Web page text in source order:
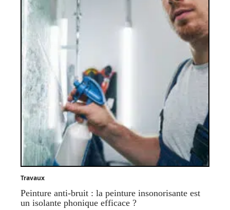
Travaux
Peinture anti-bruit : la peinture insonorisante est
un isolante phonique efficace ?